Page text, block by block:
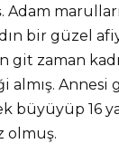
marulları
bir güzel
git zaman
almış. Annesi
büyüyüp 16
olmuş.